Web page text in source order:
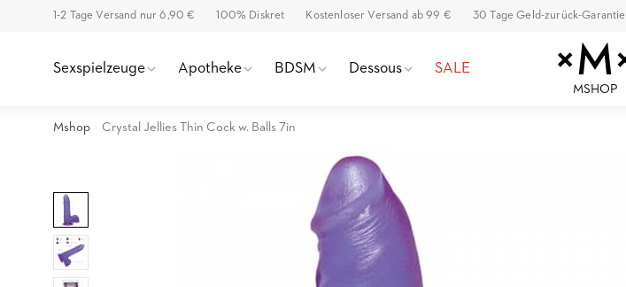
1-2 Tage Versand nur 6,90 € 100% Diskret Kostenloser Versand ab 99 € 30 Tage Geld-zurück-Garantie
Sexspielzeuge Apotheke BDSM Dessous SALE
MSHOP
Mshop Crystal Jellies Thin Cock w. Balls 7in